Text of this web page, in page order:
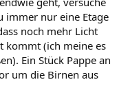
immer nur eine Etage
noch mehr Licht
kommt (ich meine es
Ein Stück Pappe an
um die Birnen aus